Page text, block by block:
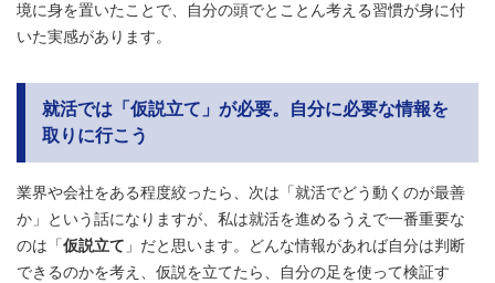
境に身を置いたことで、自分の頭でとことん考える習慣が身に付
いた実感があります。
就活では「仮説立て」が必要。自分に必要な情報を
取りに行こう
業界や会社をある程度絞ったら、次は「就活でどう動くのが最善
か」という話になりますが、私は就活を進めるうえで一番重要な
のは「仮説立て 」だと思います。どんな情報があれば自分は判断
できるのかを考え、仮説を立てたら、自分の足を使って検証す